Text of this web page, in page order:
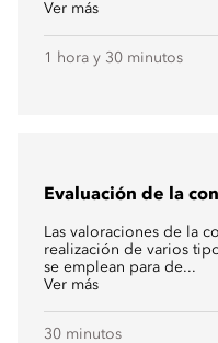
Ver más
1 hora y 30 minutos
Evaluación de la
Las valoraciones de la
realización de varios
se emplean para de...
Ver más
30 minutos